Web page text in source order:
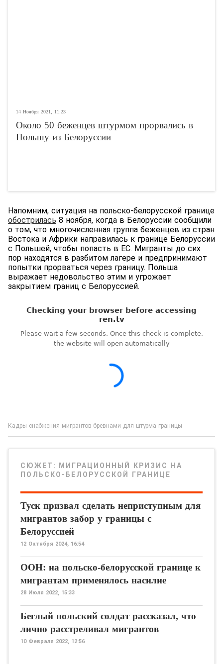
14 Ноября 2021, 11:23
Около 50 беженцев штурмом прорвались в
Польшу из Белоруссии
Напомним, ситуация на польско-белорусской границе
обострилась 8 ноября, когда в Белоруссии сообщили
о том, что многочисленная группа беженцев из стран
Востока и Африки направилась к границе Белоруссии
с Польшей, чтобы попасть в ЕС. Мигранты до сих
пор находятся в разбитом лагере и предпринимают
попытки прорваться через границу. Польша
выражает недовольство этим и угрожает
закрытием границ с Белоруссией.
Кадры снабжения мигрантов бревнами для штурма границы
СЮЖЕТ: МИГРАЦИОННЫЙ КРИЗИС НА
ПОЛЬСКО-БЕЛОРУССКОЙ ГРАНИЦЕ
Туск призвал сделать неприступным для
мигрантов забор у границы с
Белоруссией
12 Октября 2024, 16:54
ООН: на польско-белорусской границе к
мигрантам применялось насилие
28 Июля 2022, 15:33
Беглый польский солдат рассказал, что
лично расстреливал мигрантов
10 Февраля 2022, 12:56